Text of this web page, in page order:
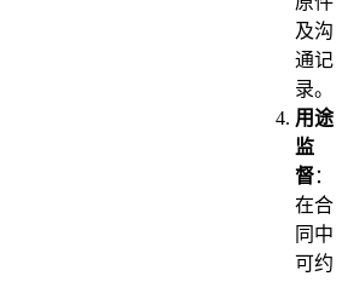
及沟
通记
录。
用途
监
督：
在合
同中
可约